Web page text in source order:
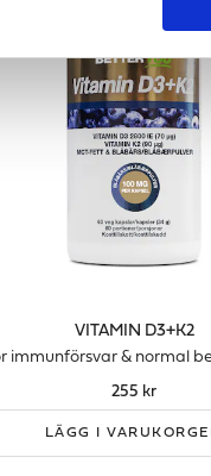
VITAMIN D3+K2
immunförsvar & normal
255 kr
LÄGG I